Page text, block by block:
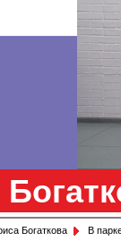
Богаткова В